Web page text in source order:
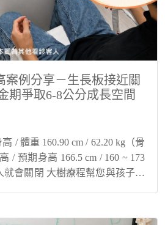
案例分享－生長板接近關
期爭取6-8公分成長空間
/ 體重 160.90 cm / 62.20 kg（骨
/ 預期身高 166.5 cm / 160 ~ 173
就會關閉 大樹療程幫您與孩子解